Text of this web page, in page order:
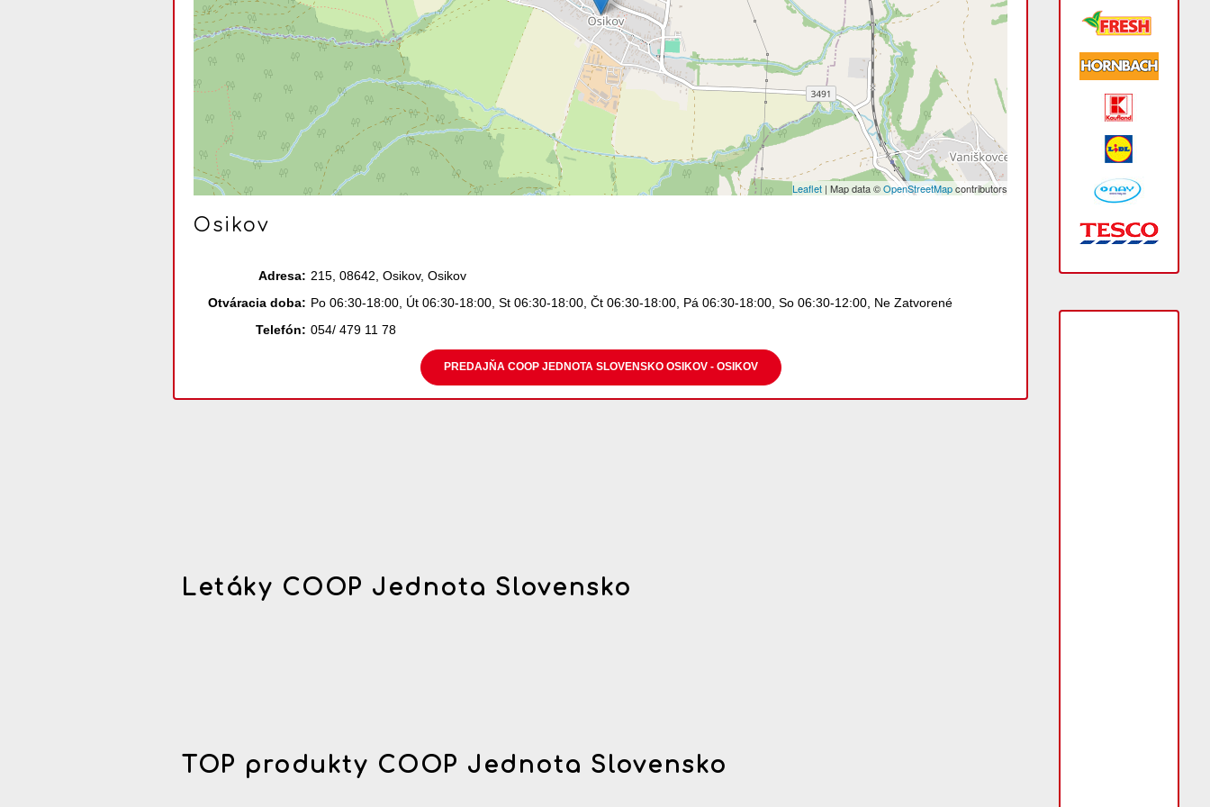
Leaflet | Map data ©OpenStreetMapcontributors
Osikov
Adresa: 215, 08642, Osikov, Osikov
Otváracia doba: Po 06:30-18:00, Út 06:30-18:00, St 06:30-18:00, Čt 06:30-18:00, Pá 06:30-18:00, So 06:30-12:00, Ne Zatvorené
Telefón: 054/ 479 11 78
PREDAJŇA COOP JEDNOTA SLOVENSKO OSIKOV - OSIKOV
Letáky COOP Jednota Slovensko
TOP produkty COOP Jednota Slovensko